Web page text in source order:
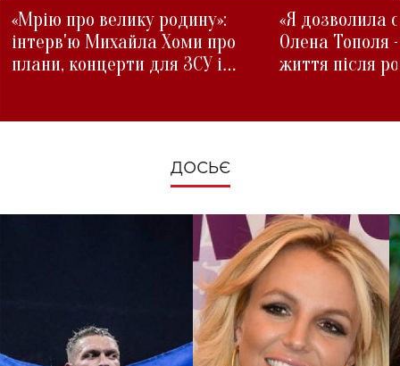
«Мрію про велику родину»:
інтерв'ю Михайла Хоми про
плани, концерти для ЗСУ і
«Я дозволила
Олена Тополя
життя після
ДОСЬЄ